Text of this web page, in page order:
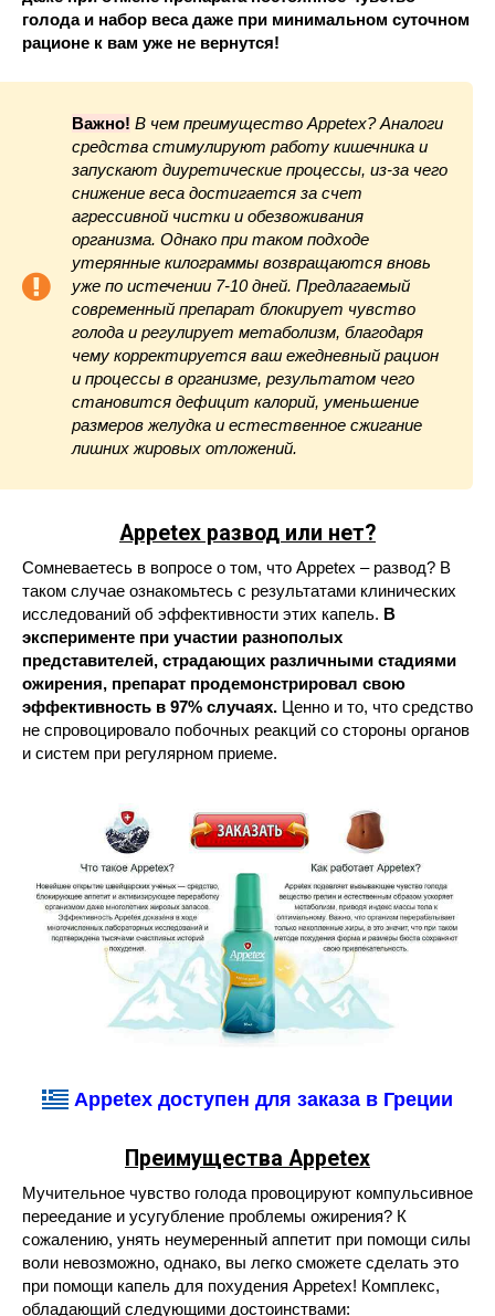
голода и набор веса даже при минимальном суточном
рационе к вам уже не вернутся!
Важно! В чем преимущество Appetex? Аналоги
средства стимулируют работу кишечника и
запускают диуретические процессы, из-за чего
снижение веса достигается за счет
агрессивной чистки и обезвоживания
организма. Однако при таком подходе
утерянные килограммы возвращаются вновь
уже по истечении 7-10 дней. Предлагаемый
современный препарат блокирует чувство
голода и регулирует метаболизм, благодаря
чему корректируется ваш ежедневный рацион
и процессы в организме, результатом чего
становится дефицит калорий, уменьшение
размеров желудка и естественное сжигание
лишних жировых отложений.
Appetex развод или нет?
Сомневаетесь в вопросе о том, что Appetex – развод? В
таком случае ознакомьтесь с результатами клинических
исследований об эффективности этих капель. В
эксперименте при участии разнополых
представителей, страдающих различными стадиями
ожирения, препарат продемонстрировал свою
эффективность в 97% случаях. Ценно и то, что средство
не спровоцировало побочных реакций со стороны органов
и систем при регулярном приеме.
Appetex доступен для заказа в Греции
Преимущества Appetex
Мучительное чувство голода провоцируют компульсивное
переедание и усугубление проблемы ожирения? К
сожалению, унять неумеренный аппетит при помощи силы
воли невозможно, однако, вы легко сможете сделать это
при помощи капель для похудения Appetex! Комплекс,
обладающий следующими достоинствами: